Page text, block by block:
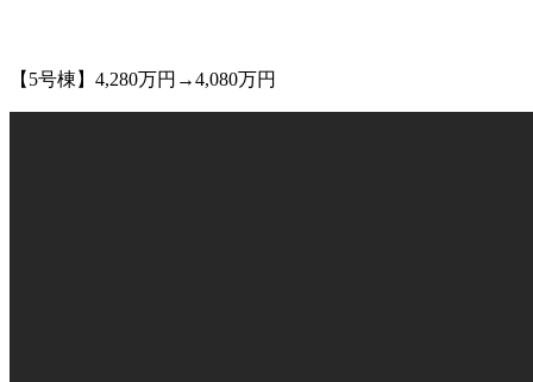
【5号棟】4,280万円→4,080万円